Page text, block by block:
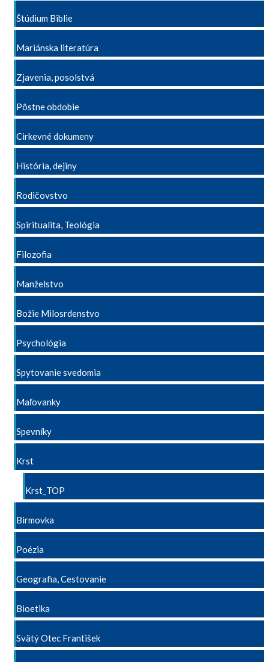
Štúdium Biblie
Mariánska literatúra
Zjavenia, posolstvá
Pôstne obdobie
Cirkevné dokumeny
História, dejiny
Rodičovstvo
Spiritualita, Teológia
Filozofia
Manželstvo
Božie Milosrdenstvo
Psychológia
Spytovanie svedomia
Maľovanky
Spevníky
Krst
Krst_TOP
Birmovka
Poézia
Geografia, Cestovanie
Bioetika
Svätý Otec František